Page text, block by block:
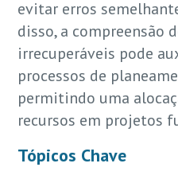
evitar erros
disso, a compreensão
irrecuperáveis pode
processos de
permitindo uma
recursos em projetos
Tópicos Chave